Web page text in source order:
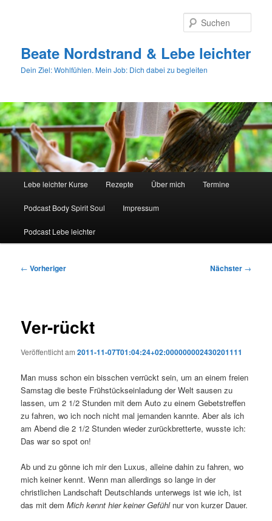
Beate Nordstrand & Lebe leichter
Dein Ziel: Wohlfühlen. Mein Job: Dich dabei zu begleiten
Lebe leichter Kurse Rezepte Über mich Termine
Podcast Body Spirit Soul Impressum
Podcast Lebe leichter
Beitragsnavigation
← Vorheriger Nächster →
Ver-rückt
Veröffentlicht am2011-11-07T01:04:24+02:000000002430201111
Man muss schon ein bisschen verrückt sein, um an einem freien
Samstag die beste Frühstückseinladung der Welt sausen zu
lassen, um 2 1/2 Stunden mit dem Auto zu einem Gebetstreffen
zu fahren, wo ich noch nicht mal jemanden kannte. Aber als ich
am Abend die 2 1/2 Stunden wieder zurückbretterte, wusste ich:
Das war so spot on!
Ab und zu gönne ich mir den Luxus, alleine dahin zu fahren, wo
mich keiner kennt. Wenn man allerdings so lange in der
christlichen Landschaft Deutschlands unterwegs ist wie ich, ist
das mit demMich kennt hier keiner Gefühlnur von kurzer Dauer.